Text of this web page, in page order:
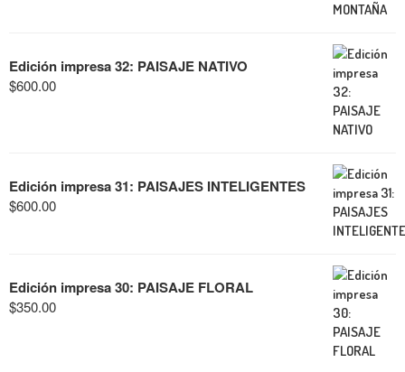
Edición impresa 32: PAISAJE NATIVO
$600.00
Edición impresa 31: PAISAJES INTELIGENTES
$600.00
Edición impresa 30: PAISAJE FLORAL
$350.00